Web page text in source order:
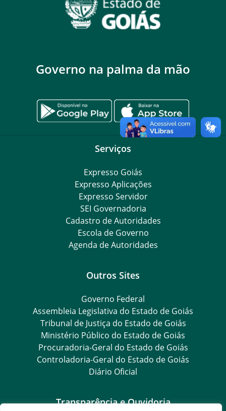
Governo na palma da mão
Serviços
Expresso Goiás
Expresso Aplicações
Expresso Servidor
SEI Governadoria
Cadastro de Autoridades
Escola de Governo
Agenda de Autoridades
Outros Sites
Governo Federal
Assembleia Legislativa do Estado de Goiás
Tribunal de Justiça do Estado de Goiás
Ministério Público do Estado de Goiás
Procuradoria-Geral do Estado de Goiás
Controladoria-Geral do Estado de Goiás
Diário Oficial
Transparência e Ouvidoria